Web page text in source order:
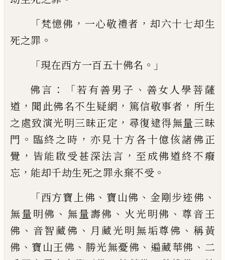
「梵憶佛 ， 一心敬禮者 ， 却六十七却生
死之罪 。
「現在西方一百五十佛名 。」
佛言 ：「若有善男子 、 善女人學菩薩
道 ， 聞此佛名不生疑網 ， 篤信敬事者 ， 所生
之處致演光明三昧正定 ， 尋復逮得無量三昧
門 。 臨終之時 ， 亦見十方各十億侅諸佛正
覺 ， 皆能啟受甚深法言 ， 至成佛道終不癈
忘 ， 能却千劫生死之罪永棄不受 。
「西方寶上佛 、 寶山佛 、 金剛步迹佛 、
無量明佛 、 無量壽佛 、 火光明佛 、 尊音王
佛 、 音智藏佛 、 月藏光明無垢尊佛 、 稱黃
佛 、 寶山王佛 、 勝光無憂佛 、 遍藏華佛 、 二